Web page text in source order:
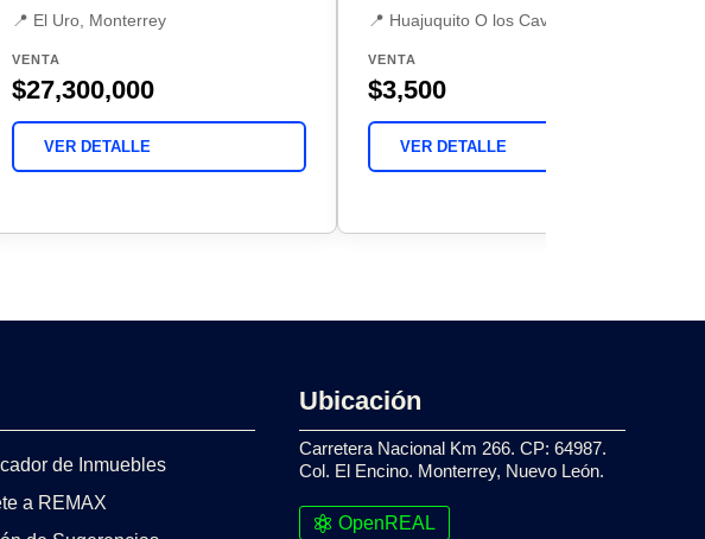
📍 El Uro, Monterrey
VENTA
$27,300,000
VER DETALLE
📍 Huajuquito O los Cavazos, Santiago
VENTA
$3,500
VER DETALLE
de Inmuebles
a REMAX
Ubicación
Carretera Nacional Km 266. CP: 64987.
Col. El Encino. Monterrey, Nuevo León.
OpenREAL